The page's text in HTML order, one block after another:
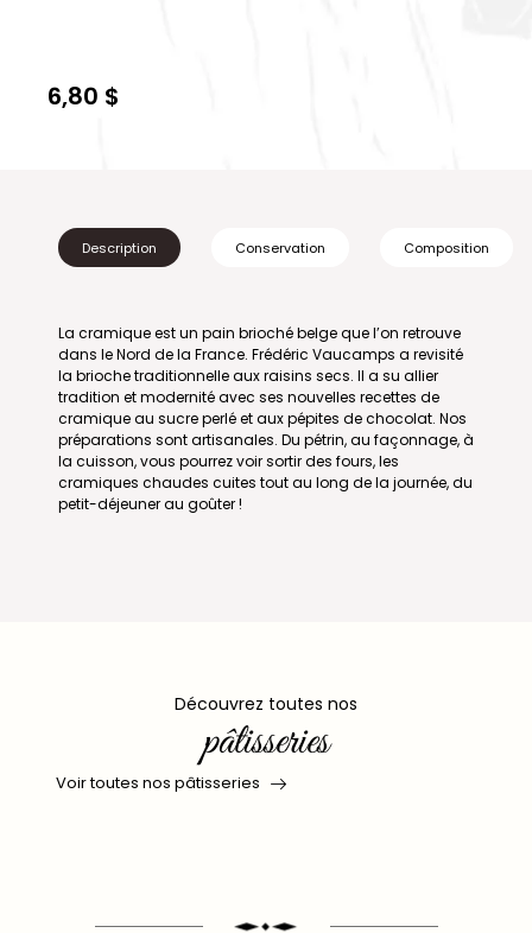
6,80 $
Description Conservation Composition
La cramique est un pain brioché belge que l’on retrouve
dans le Nord de la France. Frédéric Vaucamps a revisité
la brioche traditionnelle aux raisins secs. Il a su allier
tradition et modernité avec ses nouvelles recettes de
cramique au sucre perlé et aux pépites de chocolat. Nos
préparations sont artisanales. Du pétrin, au façonnage, à
la cuisson, vous pourrez voir sortir des fours, les
cramiques chaudes cuites tout au long de la journée, du
petit-déjeuner au goûter !
Découvrez toutes nos
pâtisseries
Voir toutes nos pâtisseries